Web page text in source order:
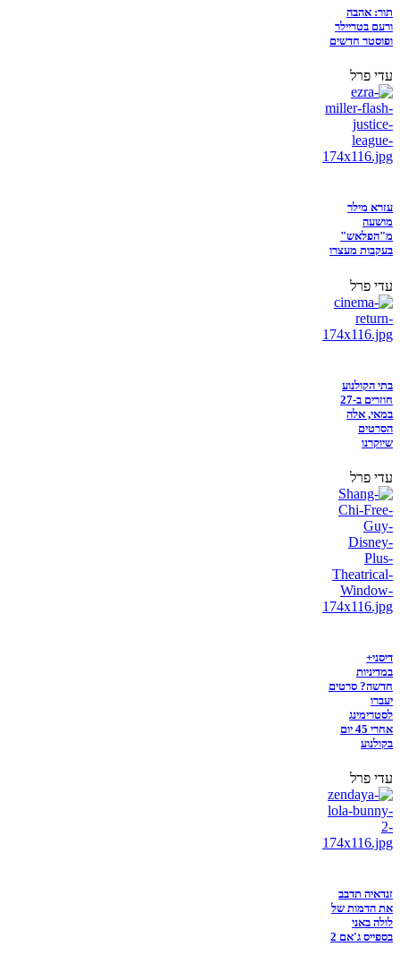
תור: אהבה
ורעם בטריילר
ופוסטר חדשים
עדי פרל
עזרא מילר
מושעה
מ"הפלאש"
בעקבות מעצרו
עדי פרל
בתי הקולנוע
חוזרים ב-27
במאי, אלה
הסרטים
שיוקרנו
עדי פרל
דיסני+
במדיניות
חדשה? סרטים
יעברו
לסטרימינג
אחרי 45 יום
בקולנוע
עדי פרל
זנדאיה תדבב
את הדמות של
לולה באני
בספייס ג'אם 2